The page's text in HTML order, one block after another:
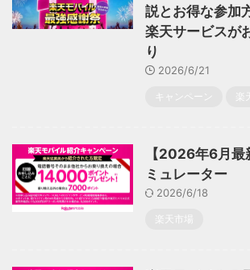
説とお得な参加
楽天サービスが
り
2026/6/21
キャンペーン 楽
【2026年6月
ミュレーター
2026/6/18
楽天市場